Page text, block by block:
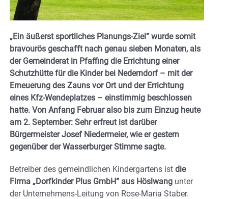
„Ein äußerst sportliches Planungs-Ziel“ wurde somit
bravourös geschafft nach genau sieben Monaten, als
der Gemeinderat in Pfaffing die Errichtung einer
Schutzhütte für die Kinder bei Nederndorf – mit der
Erneuerung des Zauns vor Ort und der Errichtung
eines Kfz-Wendeplatzes – einstimmig beschlossen
hatte. Von Anfang Februar also bis zum Einzug heute
am 2. September: Sehr erfreut ist darüber
Bürgermeister Josef Niedermeier, wie er gestern
gegenüber der Wasserburger Stimme sagte.
Betreiber des gemeindlichen Kindergartens ist die
Firma „Dorfkinder Plus GmbH“ aus Höslwang unter
der Unternehmens-Leitung von Rose-Maria Staber.